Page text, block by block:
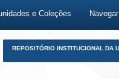
e Coleções Navegar
REPOSITÓRIO INSTITUCIONAL DA